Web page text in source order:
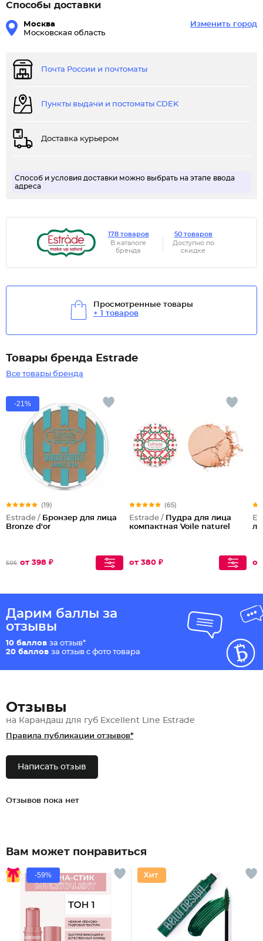
Способы доставки
Москва
Московская область
Изменить город
Почта России и почтоматы
Пункты выдачи и постоматы CDEK
Доставка курьером
Способ и условия доставки можно выбрать на этапе ввода
адреса
178 товаров
В каталоге
бренда
50 товаров
Доступно по
скидке
Просмотренные товары
+ 1 товаров
Товары бренда Estrade
Все товары бренда
-21%
(19)
Estrade / Бронзер для лица
Bronze d'or
505 от 398 ₽
(65)
Estrade / Пудра для лица
компактная Voile naturel
от 380 ₽ от
Дарим баллы за
отзывы
10 баллов за отзыв*
20 баллов за отзыв с фото товара
Отзывы
на Карандаш для губ Excellent Line Estrade
Правила публикации отзывов*
Написать отзыв
Отзывов пока нет
Вам может понравиться
-59%